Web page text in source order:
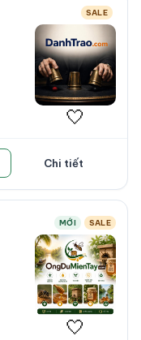
SALE
🤍
Chi tiết
MỚI SALE
🤍